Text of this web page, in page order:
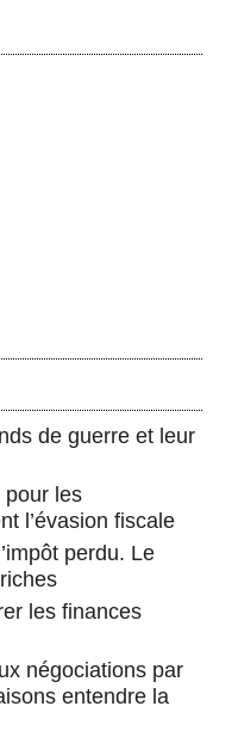
de guerre et leur
pour les
l’évasion fiscale
perdu. Le
les finances
négociations par
entendre la